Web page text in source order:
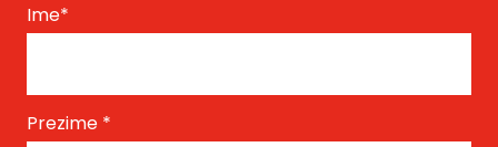
Ime*
Prezime *